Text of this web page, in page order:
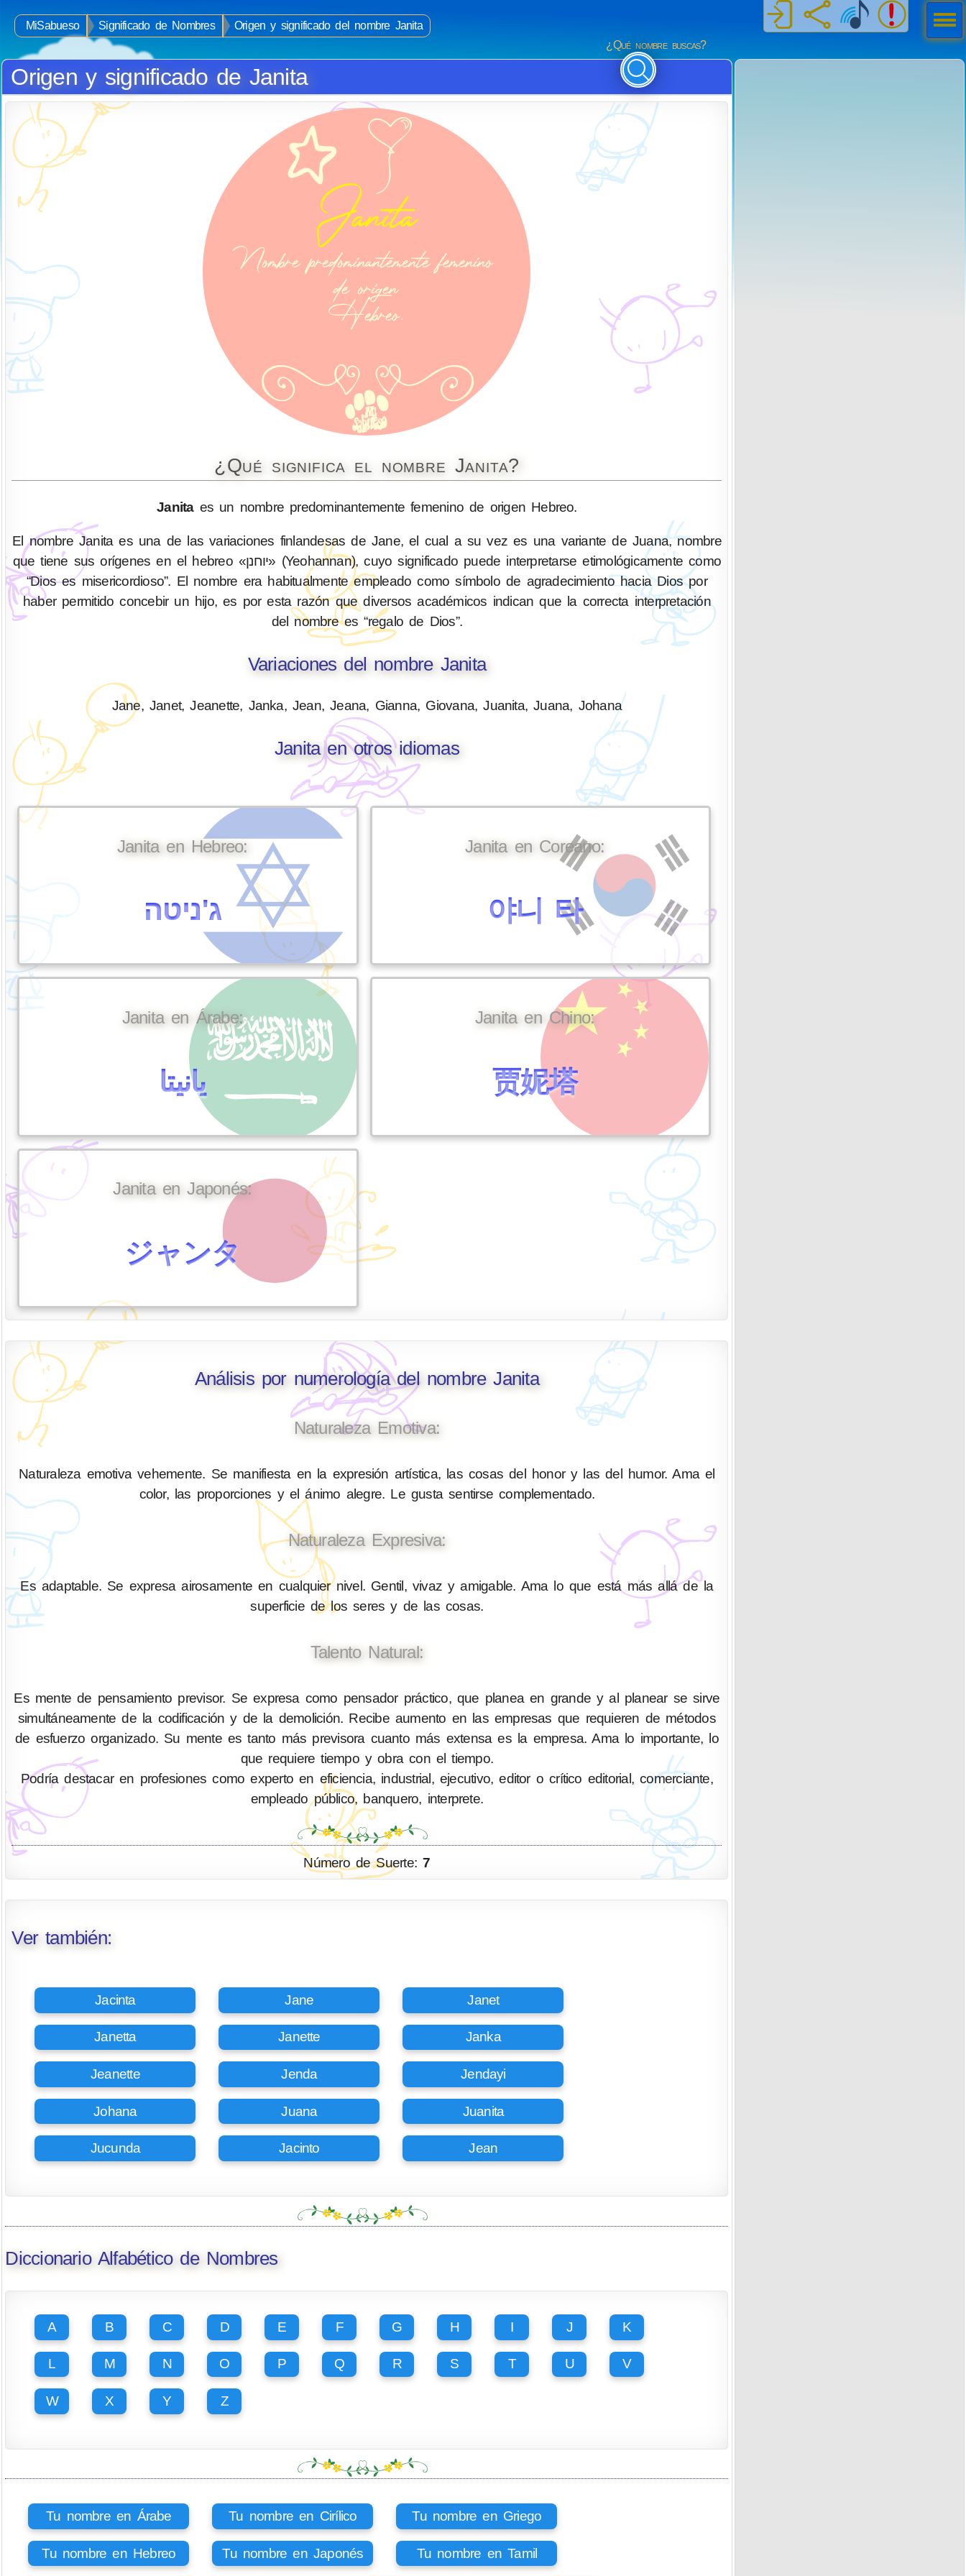
MiSabueso Significado de Nombres
Origen y significado del nombre Janita
¿Qué nombre buscas?
Origen y significado de Janita
¿Qué significa el nombre Janita?
Janitaes un nombre predominantemente femenino de origen Hebreo.
El nombre Janita es una de las variaciones finlandesas de Jane, el cual a su vez es una variante de Juana, nombre
que tiene sus orígenes en el hebreo «יוחנן» (Yeohannan), cuyo significado puede interpretarse etimológicamente como
“Dios es misericordioso”. El nombre era habitualmente empleado como símbolo de agradecimiento hacia Dios por
haber permitido concebir un hijo, es por esta razón que diversos académicos indican que la correcta interpretación
del nombre es “regalo de Dios”.
Variaciones del nombre Janita
Jane, Janet, Jeanette, Janka, Jean, Jeana, Gianna, Giovana, Juanita, Juana, Johana
Janita en otros idiomas
Janita en Hebreo:
ג'ניטה
Janita en Coreano:
야니 타
Janita en Árabe:
يانيتا
Janita en Chino:
贾妮塔
Janita en Japonés:
ジャンタ
Análisis por numerología del nombre Janita
Naturaleza Emotiva:
Naturaleza emotiva vehemente. Se manifiesta en la expresión artística, las cosas del honor y las del humor. Ama el
color, las proporciones y el ánimo alegre. Le gusta sentirse complementado.
Naturaleza Expresiva:
Es adaptable. Se expresa airosamente en cualquier nivel. Gentil, vivaz y amigable. Ama lo que está más allá de la
superficie de los seres y de las cosas.
Talento Natural:
Es mente de pensamiento previsor. Se expresa como pensador práctico, que planea en grande y al planear se sirve
simultáneamente de la codificación y de la demolición. Recibe aumento en las empresas que requieren de métodos
de esfuerzo organizado. Su mente es tanto más previsora cuanto más extensa es la empresa. Ama lo importante, lo
que requiere tiempo y obra con el tiempo.
Podría destacar en profesiones como experto en eficiencia, industrial, ejecutivo, editor o crítico editorial, comerciante,
empleado público, banquero, interprete.
Número de Suerte:7
Ver también:
Jacinta Jane Janet
Janetta Janette Janka
Jeanette Jenda Jendayi
Johana Juana Juanita
Jucunda Jacinto Jean
Diccionario Alfabético de Nombres
A B C D E F G H I J K
L M N O P Q R S T U V
W X Y Z
Tu nombre en Árabe Tu nombre en Cirílico Tu nombre en Griego
Tu nombre en Hebreo Tu nombre en Japonés Tu nombre en Tamil
Men
ú